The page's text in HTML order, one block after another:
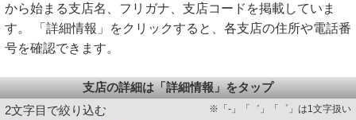
から始まる支店名、フリガナ、支店コードを掲載していま
す。 「詳細情報」をクリックすると、各支店の住所や電話番
号を確認できます。
支店の詳細は「詳細情報」をタップ
2文字目で絞り込む
※「-」「゛」「゜」は1文字扱い